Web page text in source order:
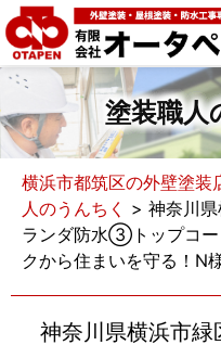
塗装職人
横浜市都筑区の外壁塗装
人のうんちく > 神奈川
ランダ防水③トップコー
クから住まいを守る！N
神奈川県横浜市緑